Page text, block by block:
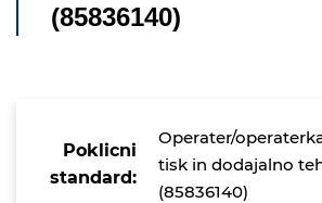
(85836140)
Poklicni
standard:
Operater/
tisk in dodajalno
(85836140)